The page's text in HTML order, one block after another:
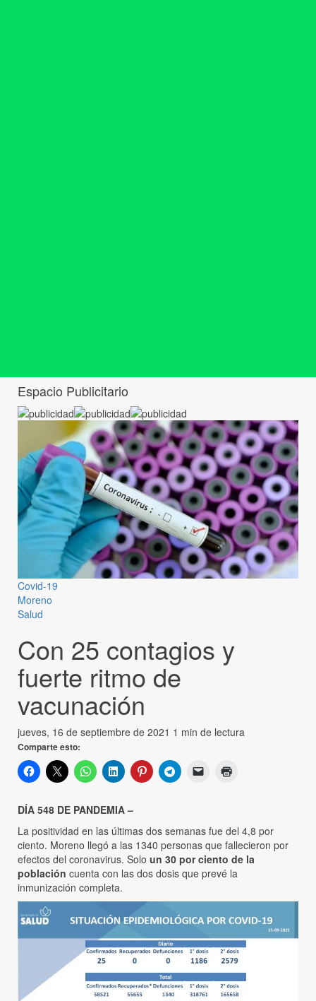
Espacio Publicitario
Covid-19
Moreno
Salud
Con 25 contagios y
fuerte ritmo de
vacunación
jueves, 16 de septiembre de 2021 1 min de lectura
Comparte esto:
DÍA 548 DE PANDEMIA –
La positividad en las últimas dos semanas fue del 4,8 por
ciento. Moreno llegó a las 1340 personas que fallecieron por
efectos del coronavirus. Solo un 30 por ciento de la
población cuenta con las dos dosis que prevé la
inmunización completa.